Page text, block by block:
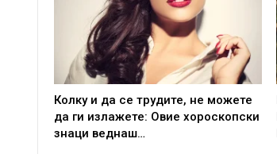
Колку и да се трудите, не можете
да ги излажете: Овие хороскопски
знаци веднаш…